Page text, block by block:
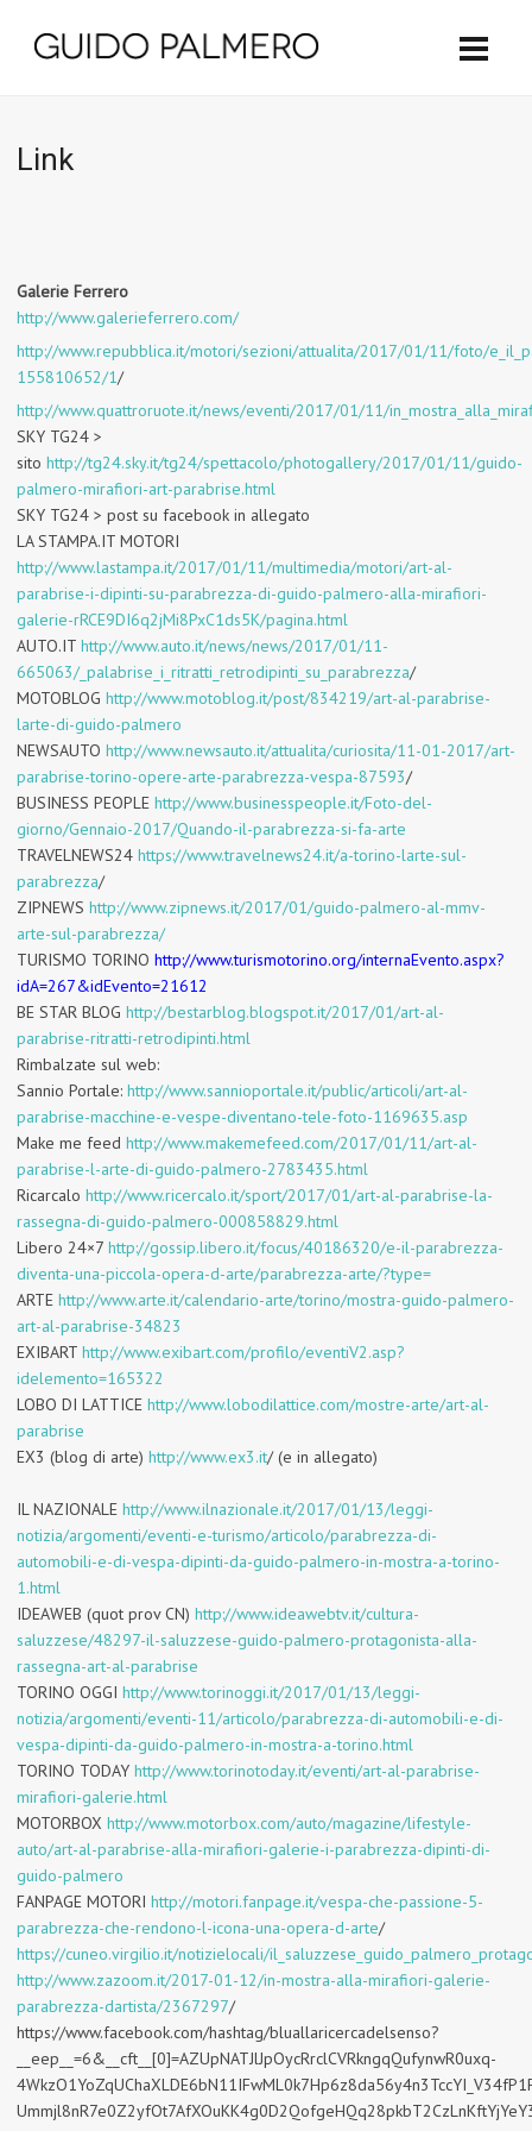
Link
Galerie Ferrero
http://www.galerieferrero.com/
http://www.repubblica.it/motori/sezioni/attualita/2017/01/11/foto/
155810652/1/
http://www.quattroruote.it/news/eventi/2017/01/11/
SKY TG24 >
sito http://tg24.sky.it/tg24/spettacolo/photogallery/2017/01/11/guido-
palmero-mirafiori-art-parabrise.html
SKY TG24 > post su facebook in allegato
LA STAMPA.IT MOTORI
http://www.lastampa.it/2017/01/11/multimedia/motori/art-al-
parabrise-i-dipinti-su-parabrezza-di-guido-palmero-alla-mirafiori-
galerie-rRCE9DI6q2jMi8PxC1ds5K/pagina.html
AUTO.IT http://www.auto.it/news/news/2017/01/11-
665063/_palabrise_i_ritratti_retrodipinti_su_parabrezza/
MOTOBLOG http://www.motoblog.it/post/834219/art-al-parabrise-
larte-di-guido-palmero
NEWSAUTO http://www.newsauto.it/attualita/curiosita/11-01-2017/art-
parabrise-torino-opere-arte-parabrezza-vespa-87593/
BUSINESS PEOPLE http://www.businesspeople.it/Foto-del-
giorno/Gennaio-2017/Quando-il-parabrezza-si-fa-arte
TRAVELNEWS24 https://www.travelnews24.it/a-torino-larte-sul-
parabrezza/
ZIPNEWS http://www.zipnews.it/2017/01/guido-palmero-al-mmv-
arte-sul-parabrezza/
TURISMO TORINO http://www.turismotorino.org/internaEvento.aspx?
idA=267&idEvento=21612
BE STAR BLOG http://bestarblog.blogspot.it/2017/01/art-al-
parabrise-ritratti-retrodipinti.html
Rimbalzate sul web:
Sannio Portale: http://www.sannioportale.it/public/articoli/art-al-
parabrise-macchine-e-vespe-diventano-tele-foto-1169635.asp
Make me feed http://www.makemefeed.com/2017/01/11/art-al-
parabrise-l-arte-di-guido-palmero-2783435.html
Ricarcalo http://www.ricercalo.it/sport/2017/01/art-al-parabrise-la-
rassegna-di-guido-palmero-000858829.html
Libero 24×7 http://gossip.libero.it/focus/40186320/e-il-parabrezza-
diventa-una-piccola-opera-d-arte/parabrezza-arte/?type=
ARTE http://www.arte.it/calendario-arte/torino/mostra-guido-palmero-
art-al-parabrise-34823
EXIBART http://www.exibart.com/profilo/eventiV2.asp?
idelemento=165322
LOBO DI LATTICE http://www.lobodilattice.com/mostre-arte/art-al-
parabrise
EX3 (blog di arte) http://www.ex3.it/ (e in allegato)
IL NAZIONALE http://www.ilnazionale.it/2017/01/13/leggi-
notizia/argomenti/eventi-e-turismo/articolo/parabrezza-di-
automobili-e-di-vespa-dipinti-da-guido-palmero-in-mostra-a-torino-
1.html
IDEAWEB (quot prov CN) http://www.ideawebtv.it/cultura-
saluzzese/48297-il-saluzzese-guido-palmero-protagonista-alla-
rassegna-art-al-parabrise
TORINO OGGI http://www.torinoggi.it/2017/01/13/leggi-
notizia/argomenti/eventi-11/articolo/parabrezza-di-automobili-e-di-
vespa-dipinti-da-guido-palmero-in-mostra-a-torino.html
TORINO TODAY http://www.torinotoday.it/eventi/art-al-parabrise-
mirafiori-galerie.html
MOTORBOX http://www.motorbox.com/auto/magazine/lifestyle-
auto/art-al-parabrise-alla-mirafiori-galerie-i-parabrezza-dipinti-di-
guido-palmero
FANPAGE MOTORI http://motori.fanpage.it/vespa-che-passione-5-
parabrezza-che-rendono-l-icona-una-opera-d-arte/
https://cuneo.virgilio.it/notizielocali/
http://www.zazoom.it/2017-01-12/in-mostra-alla-mirafiori-galerie-
parabrezza-dartista/2367297/
https://www.facebook.com/hashtag/bluallaricercadelsenso?
__eep__=6&__cft__[0]=AZUpNATJlJpOycRrclCVRkngqQufynwR0uxq-